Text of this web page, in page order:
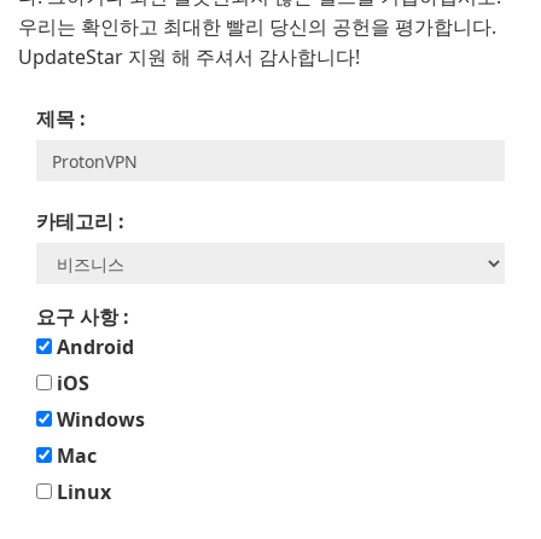
우리는 확인하고 최대한 빨리 당신의 공헌을 평가합니다.
UpdateStar 지원 해 주셔서 감사합니다!
제목 :
카테고리 :
요구 사항 :
Android
iOS
Windows
Mac
Linux